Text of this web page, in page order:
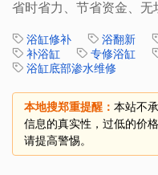
省时省力、节省资金、无
浴缸修补 浴翻新
补浴缸
专修浴缸
浴缸底部渗水维修
本地搜郑重提醒： 本站不
信息的真实性，过低的价
请提高警惕。